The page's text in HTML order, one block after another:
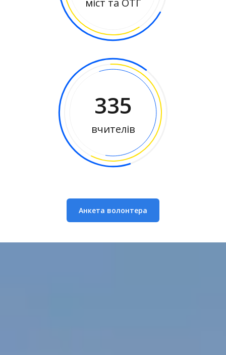
міст та ОТГ
335
вчителів
Анкета волонтера